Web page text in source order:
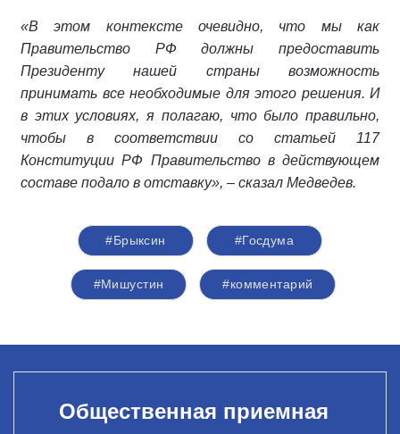
«В этом контексте очевидно, что мы как
Правительство РФ должны предоставить
Президенту нашей страны возможность
принимать все необходимые для этого решения. И
в этих условиях, я полагаю, что было правильно,
чтобы в соответствии со статьей 117
Конституции РФ Правительство в действующем
составе подало в отставку», – сказал Медведев.
#Брыксин #Госдума
#Мишустин #комментарий
Общественная приемная